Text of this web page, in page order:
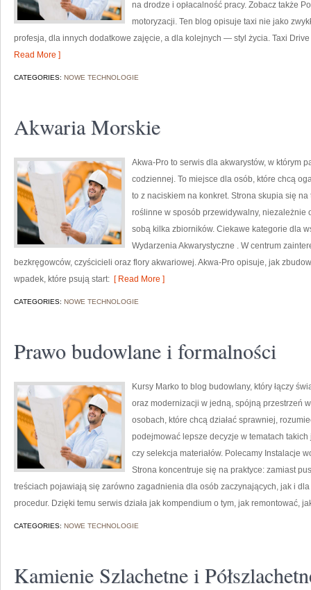
na drodze i opłacalność pracy. Zobacz także
motoryzacji. Ten blog opisuje taxi nie jako
profesja, dla innych dodatkowe zajęcie, a dla kolejnych — styl życia. Taxi
Read More ]
CATEGORIES: NOWE TECHNOLOGIE
Akwaria Morskie
Akwa-Pro to serwis dla akwarystów, w którym
codziennej. To miejsce dla osób, które chcą
to z naciskiem na konkret. Strona skupia się
roślinne w sposób przewidywalny, niezależnie
sobą kilka zbiorników. Ciekawe kategorie dla
Wydarzenia Akwarystyczne . W centrum
bezkręgowców, czyścicieli oraz flory akwariowej. Akwa-Pro opisuje, jak
wpadek, które psują start: [ Read More ]
CATEGORIES: NOWE TECHNOLOGIE
Prawo budowlane i formalności
Kursy Marko to blog budowlany, który łączy
oraz modernizacji w jedną, spójną przestrzeń
osobach, które chcą działać sprawniej,
podejmować lepsze decyzje w tematach
czy selekcja materiałów. Polecamy Instalacje
Strona koncentruje się na praktyce: zamiast
treściach pojawiają się zarówno zagadnienia dla osób zaczynających, jak i
procedur. Dzięki temu serwis działa jak kompendium o tym, jak remontować,
CATEGORIES: NOWE TECHNOLOGIE
Kamienie Szlachetne i